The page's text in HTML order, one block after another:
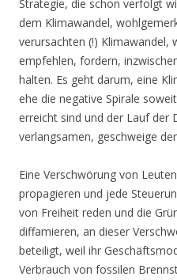
Strategie, die schon verfolgt
dem Klimawandel,
verursachten (!) Klimawandel,
empfehlen, fordern,
halten. Es geht darum, eine
ehe die negative Spirale
erreicht sind und der Lauf der
verlangsamen, geschweige
Eine Verschwörung von
propagieren und jede
von Freiheit reden und die
diffamieren, an dieser
beteiligt, weil ihr
Verbrauch von fossilen